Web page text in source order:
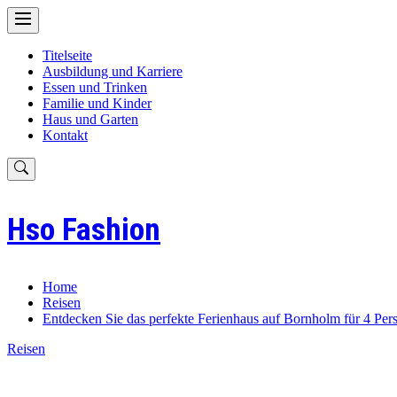
Skip
to
Titelseite
Ausbildung und Karriere
Essen und Trinken
Familie und Kinder
Haus und Garten
Kontakt
Hso Fashion
Home
Reisen
Entdecken Sie das perfekte Ferienhaus auf Bornholm für 4
Reisen